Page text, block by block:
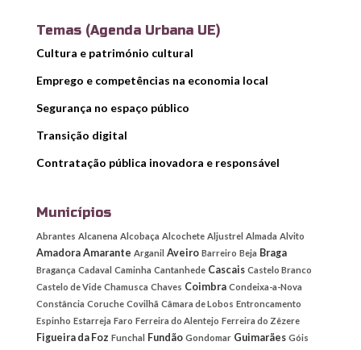
Temas (Agenda Urbana UE)
Cultura e património cultural
Emprego e competências na economia local
Segurança no espaço público
Transição digital
Contratação pública inovadora e responsável
Municípios
Abrantes Alcanena Alcobaça Alcochete Aljustrel Almada Alvito
Amadora Amarante Arganil Aveiro Barreiro Beja Braga
Bragança Cadaval Caminha Cantanhede Cascais Castelo Branco
Castelo de Vide Chamusca Chaves Coimbra Condeixa-a-Nova
Constância Coruche Covilhã Câmara de Lobos Entroncamento
Espinho Estarreja Faro Ferreira do Alentejo Ferreira do Zêzere
Figueira da Foz Funchal Fundão Gondomar Guimarães Góis